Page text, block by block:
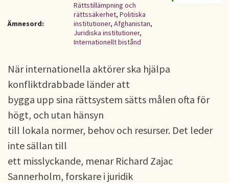
Ämnesord:
Rättstillämpning och
rättssäkerhet, Politiska
institutioner, Afghanistan,
Juridiska institutioner,
Internationellt bistånd
När internationella aktörer ska hjälpa
konfliktdrabbade länder att
bygga upp sina rättsystem sätts målen ofta för
högt, och utan hänsyn
till lokala normer, behov och resurser. Det leder
inte sällan till
ett misslyckande, menar Richard Zajac
Sannerholm, forskare i juridik